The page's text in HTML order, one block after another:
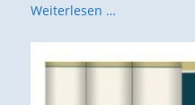
Weiterlesen …